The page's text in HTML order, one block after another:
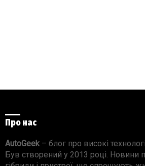
Про нас
AutoGeek– блог про високі
Був створений у 2013 році. Новини